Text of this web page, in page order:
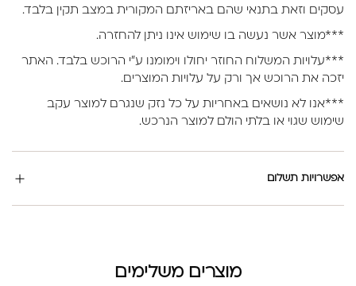
עסקים וזאת בתנאי שהם באריזתם המקורית במצב תקין בלבד.
***מוצר אשר נעשה בו שימוש אינו ניתן להחזרה.
***עלויות המשלוח החוזר יחולו וימומנו ע”י הרוכש בלבד. האתר
יזכה את הרוכש אך ורק על עלויות המוצרים.
***אנו לא נושאים באחריות על כל נזק שנגרם למוצר עקב
שימוש שגוי או בלתי הולם למוצר הנרכש.
אפשרויות תשלום
מוצרים משלימים